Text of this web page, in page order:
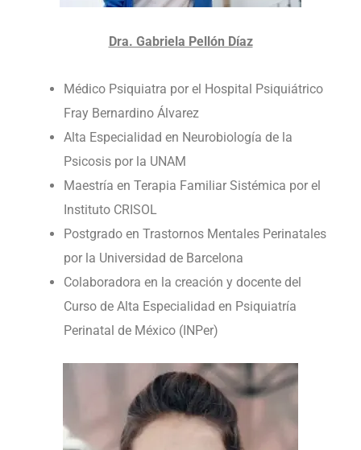
Dra. Gabriela Pellón Díaz
Médico Psiquiatra por el Hospital Psiquiátrico
Fray Bernardino Álvarez
Alta Especialidad en Neurobiología de la
Psicosis por la UNAM
Maestría en Terapia Familiar Sistémica por el
Instituto CRISOL
Postgrado en Trastornos Mentales Perinatales
por la Universidad de Barcelona
Colaboradora en la creación y docente del
Curso de Alta Especialidad en Psiquiatría
Perinatal de México (INPer)